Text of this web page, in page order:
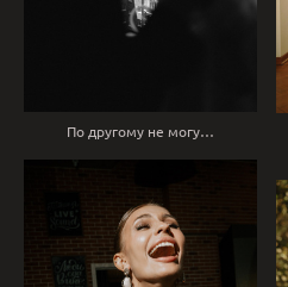
По другому не могу…